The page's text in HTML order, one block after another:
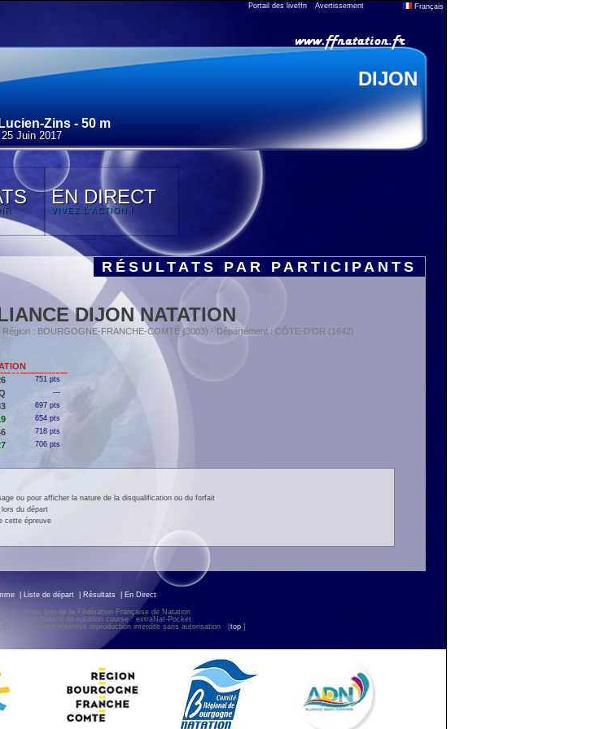
Portail des liveffn Avertissement Français
DIJON
Zins - 50 m
Juin 2017
EN DIRECT
VIVEZ L'ACTION !
RÉSULTATS PAR PARTICIPANTS
DIJON NATATION
: BOURGOGNE-FRANCHE-COMTÉ (3003) - Département : CÔTE-D'OR (1642)
751 pts
---
697 pts
654 pts
718 pts
706 pts
ou pour afficher la nature de la disqualification ou du forfait
du départ
cette épreuve
Liste de départ Résultats En Direct
une production de la Fédération Française de Natation
le logiciel fédéral de natation course : extraNat-Pocket
- Tous droits réservés reproduction interdite sans autorisation
[top ]